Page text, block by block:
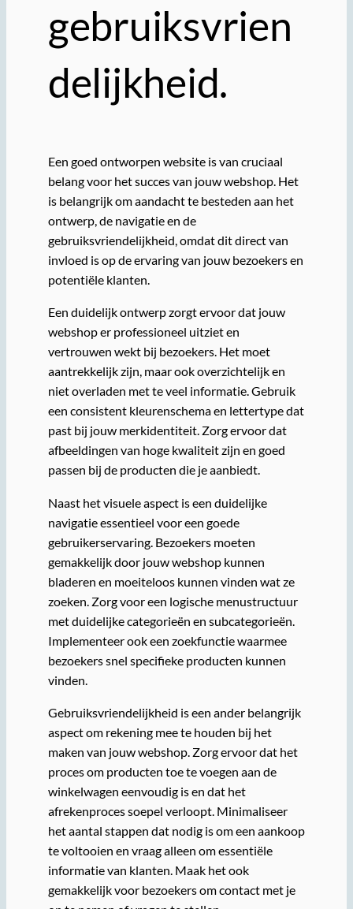
gebruiksvrien
delijkheid.
Een goed ontworpen website is van cruciaal
belang voor het succes van jouw webshop. Het
is belangrijk om aandacht te besteden aan het
ontwerp, de navigatie en de
gebruiksvriendelijkheid, omdat dit direct van
invloed is op de ervaring van jouw bezoekers en
potentiële klanten.
Een duidelijk ontwerp zorgt ervoor dat jouw
webshop er professioneel uitziet en
vertrouwen wekt bij bezoekers. Het moet
aantrekkelijk zijn, maar ook overzichtelijk en
niet overladen met te veel informatie. Gebruik
een consistent kleurenschema en lettertype dat
past bij jouw merkidentiteit. Zorg ervoor dat
afbeeldingen van hoge kwaliteit zijn en goed
passen bij de producten die je aanbiedt.
Naast het visuele aspect is een duidelijke
navigatie essentieel voor een goede
gebruikerservaring. Bezoekers moeten
gemakkelijk door jouw webshop kunnen
bladeren en moeiteloos kunnen vinden wat ze
zoeken. Zorg voor een logische menustructuur
met duidelijke categorieën en subcategorieën.
Implementeer ook een zoekfunctie waarmee
bezoekers snel specifieke producten kunnen
vinden.
Gebruiksvriendelijkheid is een ander belangrijk
aspect om rekening mee te houden bij het
maken van jouw webshop. Zorg ervoor dat het
proces om producten toe te voegen aan de
winkelwagen eenvoudig is en dat het
afrekenproces soepel verloopt. Minimaliseer
het aantal stappen dat nodig is om een aankoop
te voltooien en vraag alleen om essentiële
informatie van klanten. Maak het ook
gemakkelijk voor bezoekers om contact met je